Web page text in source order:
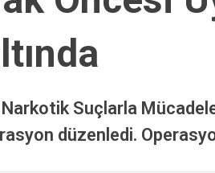
Suçlarla
düzenledi.